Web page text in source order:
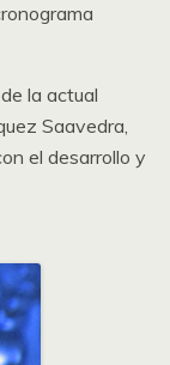
la actual
Saavedra,
el desarrollo y